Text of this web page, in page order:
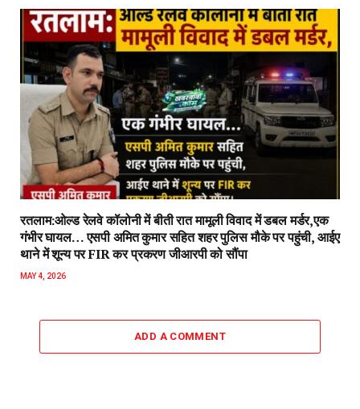
रतलाम:ओल्ड रेलवे कॉलोनी में बीती रात मामूली विवाद में डबल मर्डर,एक
गंभीर घायल… एसपी अमित कुमार सहित शहर पुलिस मौके पर पहुंची, आईए
थाने में शून्य पर FIR कर प्रकरण जीआरपी को सौंपा
MAY 4, 2026
ADD A COMMENT